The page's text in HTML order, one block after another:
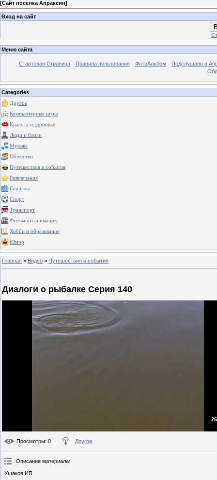
[Сайт поселка Апраксин]
Вход на сайт
Меню сайта
Стартовая Страница Правила пользования ФотоАльбом
Подслушано в
Categories
Другое
Компьютерные игры
Красота и здоровье
Люди и блоги
Музыка
Общество
Путешествия и события
Развлечения
Сериалы
Спорт
Транспорт
Фильмы и анимация
Хобби и образование
Юмор
Главная » Видео » Путешествия и события
Диалоги о рыбалке Серия 140
Просмотры: 0 Другое
Описание материала:
Ушаков ИП